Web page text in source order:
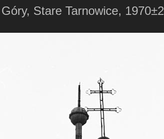
Stare Tarnowice, 1970±2